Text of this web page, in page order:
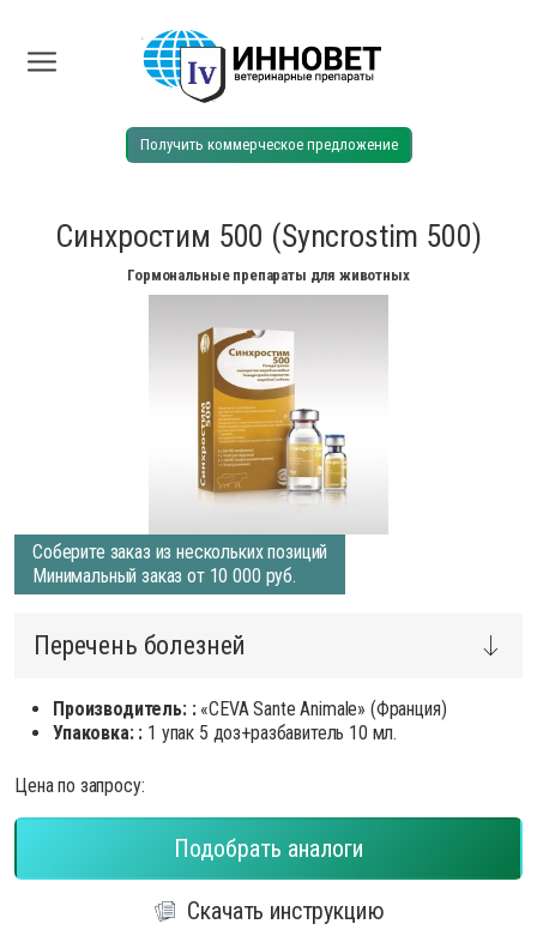
Получить коммерческое предложение
Синхростим 500 (Syncrostim 500)
Гормональные препараты для животных
Соберите заказ из нескольких позиций
Минимальный заказ от 10 000 руб.
Перечень болезней
Производитель: :«CEVA Sante Animale» (Франция)
Упаковка: : 1 упак 5 доз+разбавитель 10 мл.
Цена по запросу:
Подобрать аналоги
Скачать инструкцию